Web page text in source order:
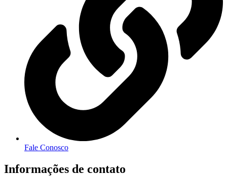
Fale Conosco
Informações de contato